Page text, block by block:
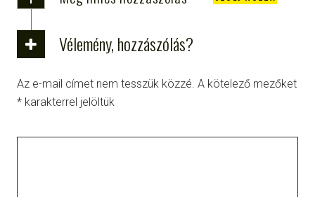
Vélemény, hozzászólás?
Az e-mail címet nem tesszük közzé. A kötelező mezőket
* karakterrel jelöltük